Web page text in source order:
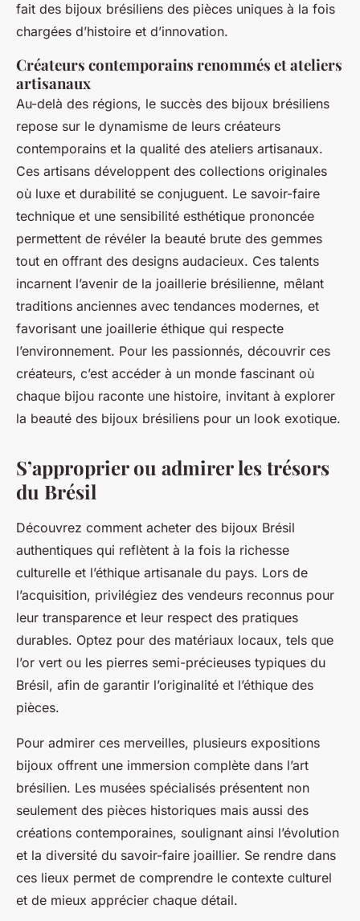
fait des bijoux brésiliens des pièces uniques à la fois
chargées d’histoire et d’innovation.
Créateurs contemporains renommés et ateliers
artisanaux
Au-delà des régions, le succès des bijoux brésiliens
repose sur le dynamisme de leurs créateurs
contemporains et la qualité des ateliers artisanaux.
Ces artisans développent des collections originales
où luxe et durabilité se conjuguent. Le savoir-faire
technique et une sensibilité esthétique prononcée
permettent de révéler la beauté brute des gemmes
tout en offrant des designs audacieux. Ces talents
incarnent l’avenir de la joaillerie brésilienne, mêlant
traditions anciennes avec tendances modernes, et
favorisant une joaillerie éthique qui respecte
l’environnement. Pour les passionnés, découvrir ces
créateurs, c’est accéder à un monde fascinant où
chaque bijou raconte une histoire, invitant à explorer
la beauté des bijoux brésiliens pour un look exotique.
S’approprier ou admirer les trésors
du Brésil
Découvrez comment acheter des bijoux Brésil
authentiques qui reflètent à la fois la richesse
culturelle et l’éthique artisanale du pays. Lors de
l’acquisition, privilégiez des vendeurs reconnus pour
leur transparence et leur respect des pratiques
durables. Optez pour des matériaux locaux, tels que
l’or vert ou les pierres semi-précieuses typiques du
Brésil, afin de garantir l’originalité et l’éthique des
pièces.
Pour admirer ces merveilles, plusieurs expositions
bijoux offrent une immersion complète dans l’art
brésilien. Les musées spécialisés présentent non
seulement des pièces historiques mais aussi des
créations contemporaines, soulignant ainsi l’évolution
et la diversité du savoir-faire joaillier. Se rendre dans
ces lieux permet de comprendre le contexte culturel
et de mieux apprécier chaque détail.